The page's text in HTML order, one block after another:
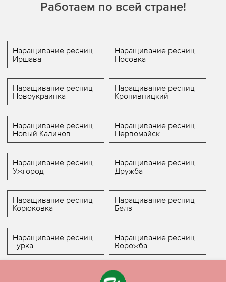
Работаем по всей стране!
Наращивание ресниц
Иршава
Наращивание ресниц
Носовка
Наращивание ресниц
Новоукраинка
Наращивание ресниц
Кропивницкий
Наращивание ресниц
Новый Калинов
Наращивание ресниц
Первомайск
Наращивание ресниц
Ужгород
Наращивание ресниц
Дружба
Наращивание ресниц
Корюковка
Наращивание ресниц
Белз
Наращивание ресниц
Турка
Наращивание ресниц
Ворожба